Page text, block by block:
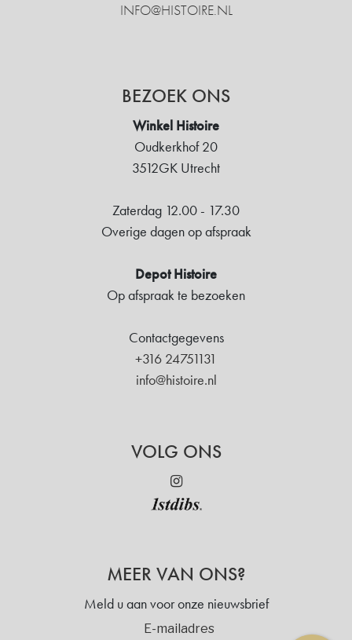
INFO@HISTOIRE.NL
BEZOEK ONS
Winkel Histoire
Oudkerkhof 20
3512GK Utrecht
Zaterdag 12.00 - 17.30
Overige dagen op afspraak
Depot Histoire
Op afspraak te bezoeken
Contactgegevens
+316 24751131
info@histoire.nl
VOLG ONS
MEER VAN ONS?
Meld u aan voor onze nieuwsbrief